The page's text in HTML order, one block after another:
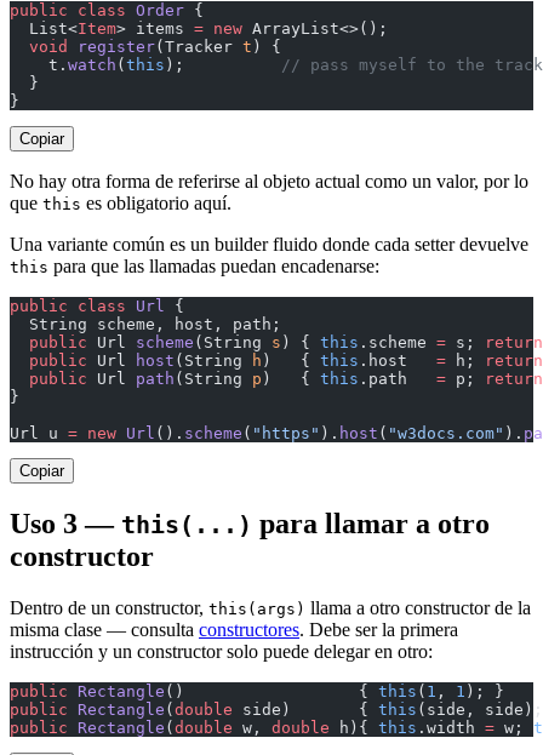
public class Order {
  List<
Item> items = new ArrayList<>();
  void
register(Tracker t ) {
    t.
watch ( this );
// pass myself to the
  }
}
Copiar
No hay otra forma de referirse al objeto actual como un valor, por lo
que this es obligatorio aquí.
Una variante común es un builder fluido donde cada setter devuelve
this para que las llamadas puedan encadenarse:
public class Url {
  String scheme, host, path;
  public
Url scheme (String s ) { this .scheme = s;
return
  public
Url host (String h )   { this .host = h;
return
  public
Url path (String p )   { this .path = p;
return
}
Url u = new Url (). scheme ( "https" ). host ( "w3docs.com" ).
Copiar
Uso 3 — this(...) para llamar a otro
constructor
Dentro de un constructor, this(args) llama a otro constructor de la
misma clase — consulta constructores. Debe ser la primera
instrucción y un constructor solo puede delegar en otro:
public Rectangle ()                  { this ( 1 , 1 ); }
public Rectangle ( double side)       { this (side,
public Rectangle ( double w, double h){ this .width = w;